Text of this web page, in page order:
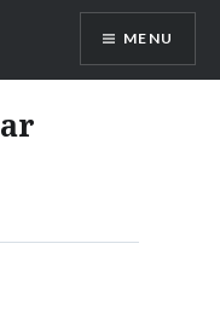
MENU